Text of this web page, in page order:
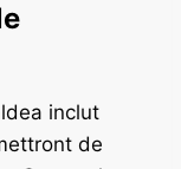
inclut
de